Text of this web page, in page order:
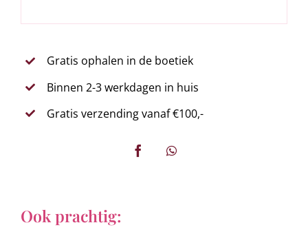
Gratis ophalen in de boetiek
Binnen 2-3 werkdagen in huis
Gratis verzending vanaf €100,-
Ook prachtig: